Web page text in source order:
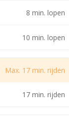
gelegen
liggen
10 minuten.
huizen die
winkels, een
8 min. lopen
10 min. lopen
Max. 17 min. rijden
17 min. rijden